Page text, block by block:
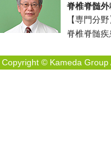
脊椎脊髄
【専門分野
脊椎脊髄
Copyright © Kameda